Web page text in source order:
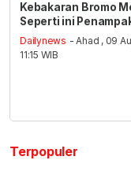
Kebakaran Bromo
Seperti ini
Dailynews - Ahad , 09
11:15 WIB
Terpopuler